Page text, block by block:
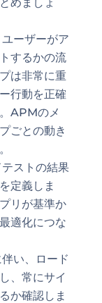
ーザーがア
するかの流
は非常に重
行動を正確
APMのメ
ごとの動き
ストの結果
定義しま
リが基準か
適化につな
い、ロード
、常にサイ
か確認しま